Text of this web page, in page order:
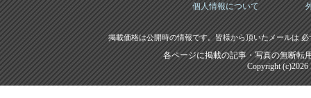
個人情報について
掲載価格は公開時の情報です。皆様から頂いたメールは
各ページに掲載の記事・写真の無断転
Copyright